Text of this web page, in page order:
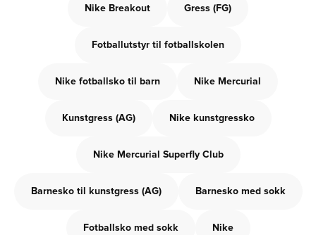
Nike Breakout Gress (FG)
Fotballutstyr til fotballskolen
Nike fotballsko til barn Nike Mercurial
Kunstgress (AG) Nike kunstgressko
Nike Mercurial Superfly Club
Barnesko til kunstgress (AG) Barnesko med sokk
Fotballsko med sokk Nike